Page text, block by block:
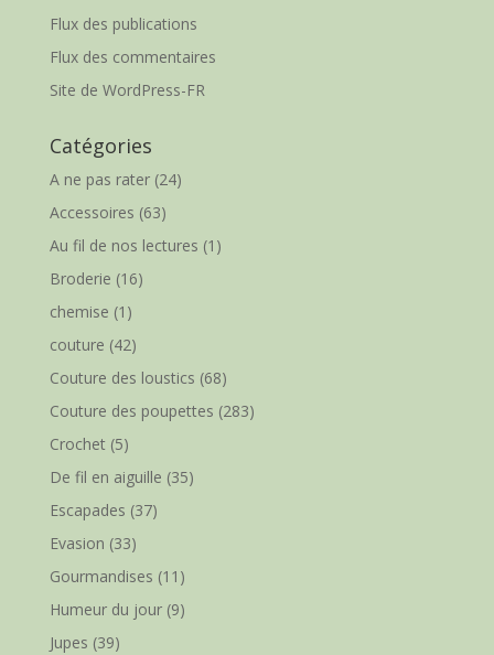
Flux des publications
Flux des commentaires
Site de WordPress-FR
Catégories
A ne pas rater(24)
Accessoires (63)
Au fil de nos lectures (1)
Broderie (16)
chemise (1)
couture (42)
Couture des loustics (68)
Couture des poupettes (283)
Crochet (5)
De fil en aiguille (35)
Escapades (37)
Evasion (33)
Gourmandises (11)
Humeur du jour(9)
Jupes (39)